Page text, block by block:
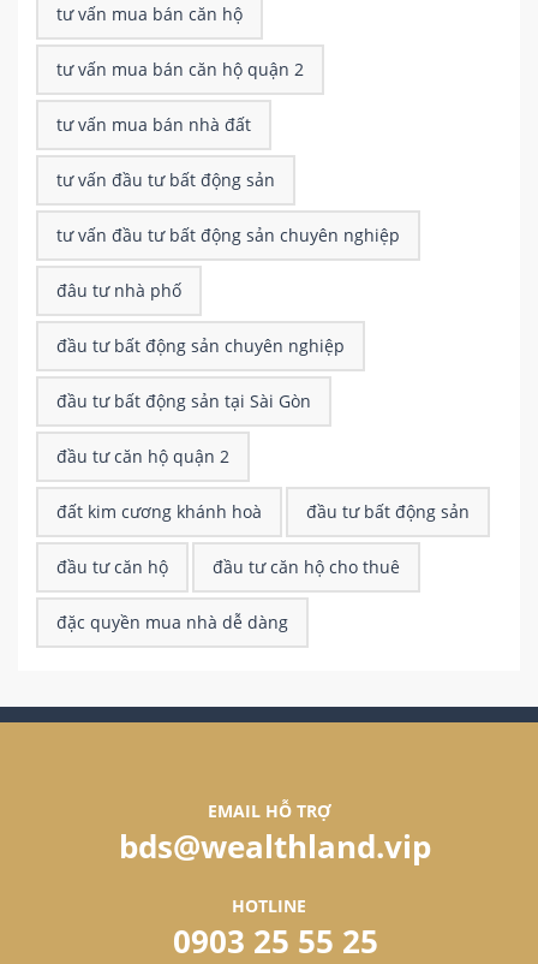
tư vấn mua bán căn hộ
tư vấn mua bán căn hộ quận 2
tư vấn mua bán nhà đất
tư vấn đầu tư bất động sản
tư vấn đầu tư bất động sản chuyên nghiệp
đâu tư nhà phố
đầu tư bất động sản chuyên nghiệp
đầu tư bất động sản tại Sài Gòn
đầu tư căn hộ quận 2
đất kim cương khánh hoà đầu tư bất động sản
đầu tư căn hộ đầu tư căn hộ cho thuê
đặc quyền mua nhà dễ dàng
EMAIL HỖ TRỢ
bds@wealthland.vip
HOTLINE
0903 25 55 25